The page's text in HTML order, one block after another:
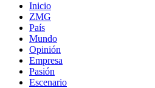
Inicio
ZMG
País
Mundo
Opinión
Empresa
Pasión
Escenario